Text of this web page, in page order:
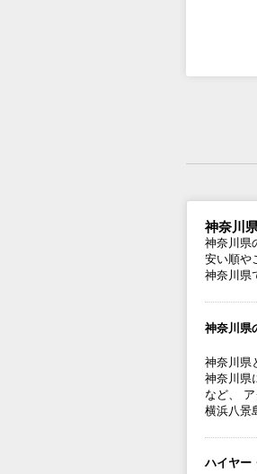
神奈川
神奈川県
安い順や
神奈川県
神奈川県
神奈川県
神奈川県
など、
横浜八景
ハイヤー